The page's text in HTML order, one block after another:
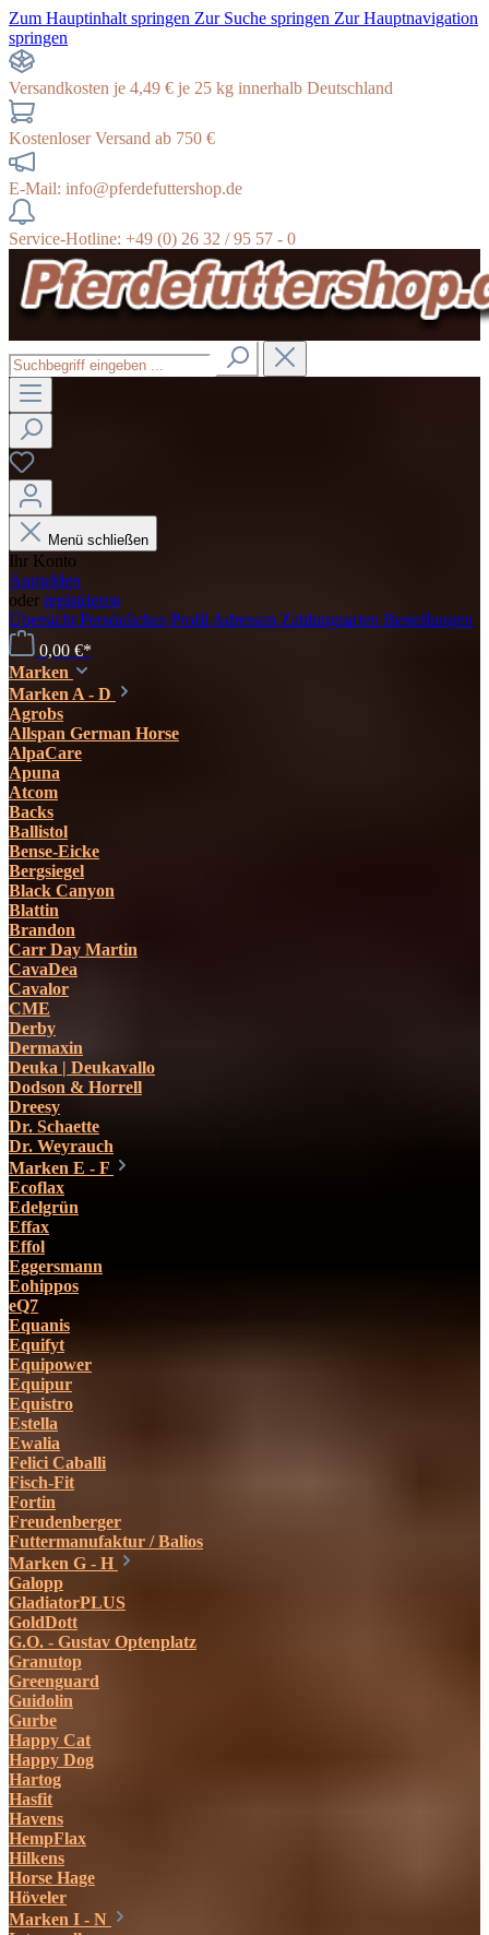
Zum Hauptinhalt springen Zur Suche springen Zur Hauptnavigation
springen
Versandkosten je 4,49 € je 25 kg innerhalb Deutschland
Kostenloser Versand ab 750 €
E-Mail: info@pferdefuttershop.de
Service-Hotline: +49 (0) 26 32 / 95 57 - 0
Menü schließen
Ihr Konto
Anmelden
oder registrieren
Übersicht Persönliches Profil Adressen Zahlungsarten Bestellungen
0,00 €*
Marken
Marken A - D
Agrobs
Allspan German Horse
AlpaCare
Apuna
Atcom
Backs
Ballistol
Bense-Eicke
Bergsiegel
Black Canyon
Blattin
Brandon
Carr Day Martin
CavaDea
Cavalor
CME
Derby
Dermaxin
Deuka | Deukavallo
Dodson & Horrell
Dreesy
Dr. Schaette
Dr. Weyrauch
Marken E - F
Ecoflax
Edelgrün
Effax
Effol
Eggersmann
Eohippos
eQ7
Equanis
Equifyt
Equipower
Equipur
Equistro
Estella
Ewalia
Felici Caballi
Fisch-Fit
Fortin
Freudenberger
Futtermanufaktur / Balios
Marken G - H
Galopp
GladiatorPLUS
GoldDott
G.O. - Gustav Optenplatz
Granutop
Greenguard
Guidolin
Gurbe
Happy Cat
Happy Dog
Hartog
Hasfit
Havens
HempFlax
Hilkens
Horse Hage
Höveler
Marken I - N